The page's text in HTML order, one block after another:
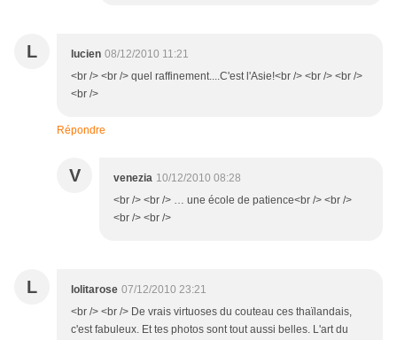
L lucien 08/12/2010 11:21
<br /> <br /> quel raffinement....C'est l'Asie!<br /> <br /> <br />
<br />
Répondre
V venezia 10/12/2010 08:28
<br /> <br /> … une école de patience<br /> <br />
<br /> <br />
L lolitarose 07/12/2010 23:21
<br /> <br /> De vrais virtuoses du couteau ces thaïlandais,
c'est fabuleux. Et tes photos sont tout aussi belles. L'art du